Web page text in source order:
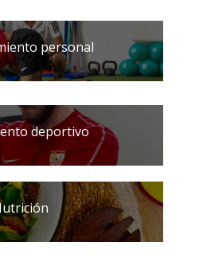
personal
deportivo